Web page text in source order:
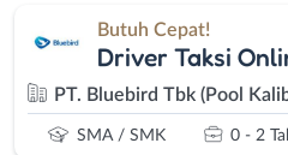
Butuh Cepat!
Driver Taksi
PT. Bluebird Tbk (Pool
SMA / SMK 0 - 2